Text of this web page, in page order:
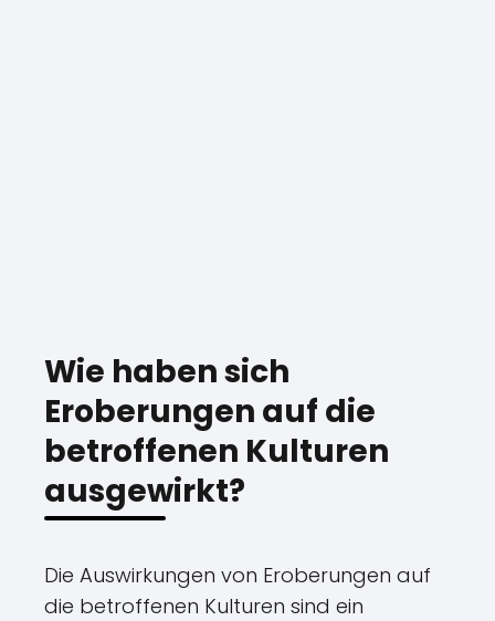
Wie haben sich
Eroberungen auf die
betroffenen Kulturen
ausgewirkt?
Die Auswirkungen von Eroberungen auf
die betroffenen Kulturen sind ein